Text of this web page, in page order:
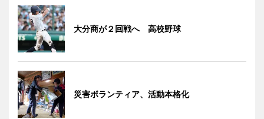
大分商が２回戦へ 高校野球
災害ボランティア、活動本格化